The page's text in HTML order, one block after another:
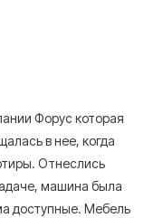
Форус которая
в нее, когда
Отнеслись
машина была
доступные. Мебель